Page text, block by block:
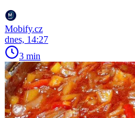
Mobify.cz
dnes, 14:27
3 min